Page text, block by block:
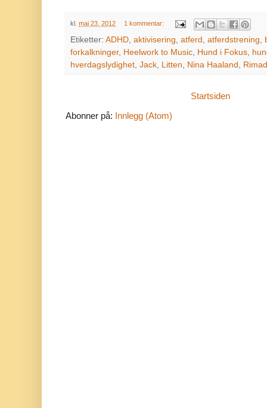
kl. mai 23, 2012 1 kommentar:
Etiketter: ADHD aktivisering atferd atferdstrening
forkalkninger, Heelwork to Music Hund i Fokus
hverdagslydighet Jack Litten Nina Haaland
Startsiden
Abonner på: Innlegg (Atom)